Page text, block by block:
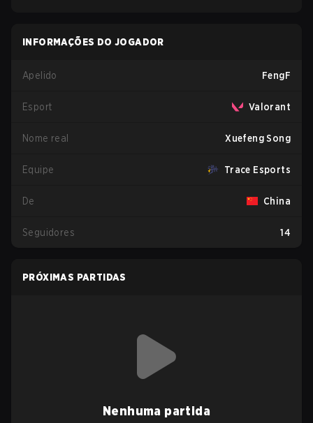
INFORMAÇÕES DO JOGADOR
Apelido FengF
Esport Valorant
Nome real Xuefeng Song
Equipe Trace Esports
De China
Seguidores 14
PRÓXIMAS PARTIDAS
Nenhuma partida